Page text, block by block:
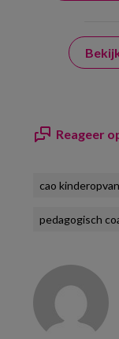
Reageer
cao
pedagogisch